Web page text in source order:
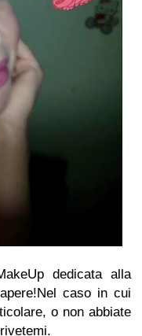
dedicata alla
caso in cui
o non abbiate